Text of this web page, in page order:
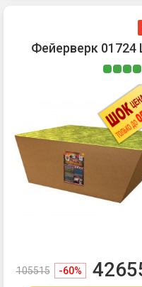
Фейерверк 01724
105515 -60%